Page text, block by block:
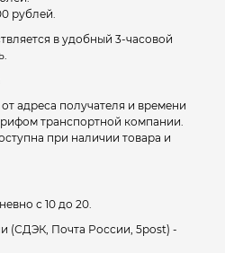
рублей.
в удобный 3-часовой
адреса получателя и времени
транспортной компании.
при наличии товара и
с 10 до 20.
(СДЭК, Почта России, 5post) -